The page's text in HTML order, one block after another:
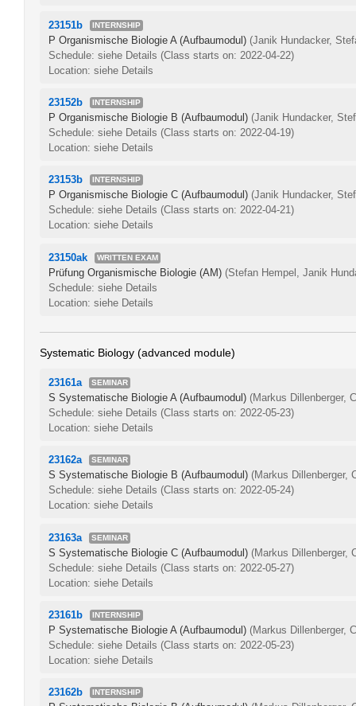
23151b INTERNSHIP
P Organismische Biologie A (Aufbaumodul) (Janik Hundacker,
Schedule: siehe Details (Class starts on: 2022-04-22)
Location: siehe Details
23152b INTERNSHIP
P Organismische Biologie B (Aufbaumodul) (Janik Hundacker,
Schedule: siehe Details (Class starts on: 2022-04-19)
Location: siehe Details
23153b INTERNSHIP
P Organismische Biologie C (Aufbaumodul) (Janik Hundacker,
Schedule: siehe Details (Class starts on: 2022-04-21)
Location: siehe Details
23150ak WRITTEN EXAM
Prüfung Organismische Biologie (AM) (Stefan Hempel, Janik
Schedule: siehe Details
Location: siehe Details
Systematic Biology (advanced module)
23161a SEMINAR
S Systematische Biologie A (Aufbaumodul) (Markus Dillenberger,
Schedule: siehe Details (Class starts on: 2022-05-23)
Location: siehe Details
23162a SEMINAR
S Systematische Biologie B (Aufbaumodul) (Markus Dillenberger,
Schedule: siehe Details (Class starts on: 2022-05-24)
Location: siehe Details
23163a SEMINAR
S Systematische Biologie C (Aufbaumodul) (Markus Dillenberger,
Schedule: siehe Details (Class starts on: 2022-05-27)
Location: siehe Details
23161b INTERNSHIP
P Systematische Biologie A (Aufbaumodul) (Markus Dillenberger,
Schedule: siehe Details (Class starts on: 2022-05-23)
Location: siehe Details
23162b INTERNSHIP